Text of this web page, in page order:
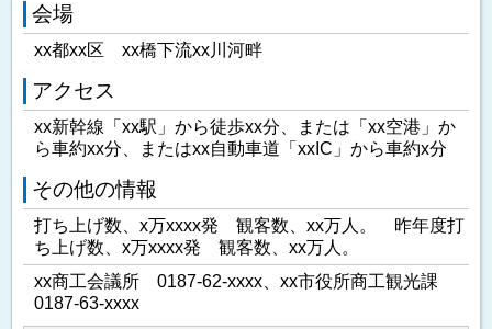
会場
xx都xx区 xx橋下流xx川河畔
アクセス
xx新幹線「xx駅」から徒歩xx分、または「xx空港」か
ら車約xx分、またはxx自動車道「xxIC」から車約x分
その他の情報
打ち上げ数、x万xxxx発 観客数、xx万人。 昨年度打
ち上げ数、x万xxxx発 観客数、xx万人。
xx商工会議所 0187-62-xxxx、xx市役所商工観光課
0187-63-xxxx